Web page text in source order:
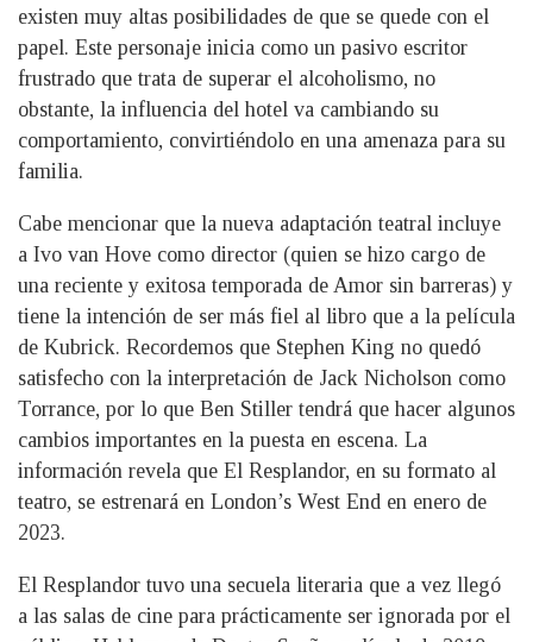
existen muy altas posibilidades de que se quede con el
papel. Este personaje inicia como un pasivo escritor
frustrado que trata de superar el alcoholismo, no
obstante, la influencia del hotel va cambiando su
comportamiento, convirtiéndolo en una amenaza para su
familia.
Cabe mencionar que la nueva adaptación teatral incluye
a Ivo van Hove como director (quien se hizo cargo de
una reciente y exitosa temporada de Amor sin barreras) y
tiene la intención de ser más fiel al libro que a la película
de Kubrick. Recordemos que Stephen King no quedó
satisfecho con la interpretación de Jack Nicholson como
Torrance, por lo que Ben Stiller tendrá que hacer algunos
cambios importantes en la puesta en escena. La
información revela que El Resplandor, en su formato al
teatro, se estrenará en London’s West End en enero de
2023.
El Resplandor tuvo una secuela literaria que a vez llegó
a las salas de cine para prácticamente ser ignorada por el